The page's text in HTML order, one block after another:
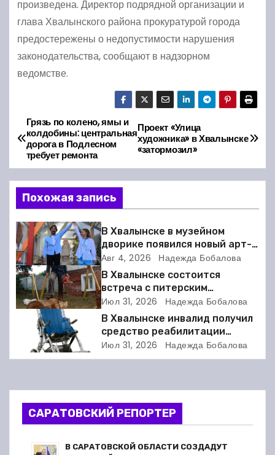
произведена. Директор подрядной организации и
глава Хвалынского района прокуратурой города
предостережены о недопустимости нарушения
законодательства, сообщают в надзорном
ведомстве.
Н
а
в
и
г
а
ц
и
п
о
Проект «Улица
художника» в Хвалынске
«затормозил»
Грязь по колено, ямы и
колдобины: центральная
дорога в Подлесном
требует ремонта
Похожая запись
В Хвалынске в музейном
дворике появился новый арт-
объект
Авг 4, 2026 Надежда Бобалова
В Хвалынске состоится
встреча с питерским
скульптором Виктором
Грачёвым
Июл 31, 2026 Надежда Бобалова
В Хвалынске инвалид получил
средство реабилитации
только после суда
Июл 31, 2026 Надежда Бобалова
САРАТОВСКИЙ РЕПОРТЕР
В САРАТОВСКОЙ ОБЛАСТИ СОЗДАДУТ